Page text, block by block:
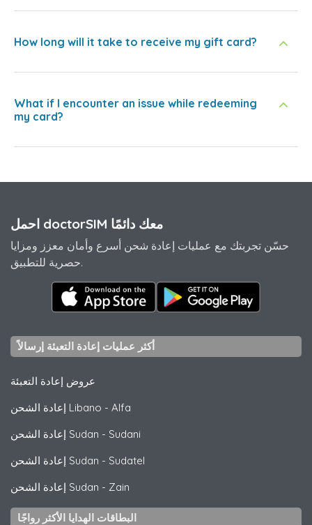
How long will it take to receive my gift card?
What if I encounter an issue while redeeming
my card?
احمل doctorSIM معك دائمًا
حسّن تجربتك مع عمليات إعادة شحن أسرع وأمان معزز ومزايا
حصرية للتطبيق.
أكثر عمليات إعادة التعبئة إرسالاً
عروض إعادة التعبئة
إعادة الشحن Libano - Alfa
إعادة الشحن Sudan - Sudani
إعادة الشحن Sudan - Sudatel
إعادة الشحن Sudan - Zain
البطاقات الهدايا الأكثر رواجًا